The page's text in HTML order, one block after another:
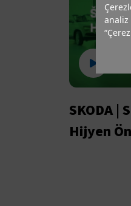
analiz
SKODA |
Hijyen